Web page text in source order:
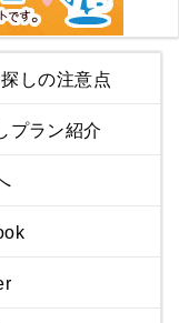
しの注意点
プラン紹介